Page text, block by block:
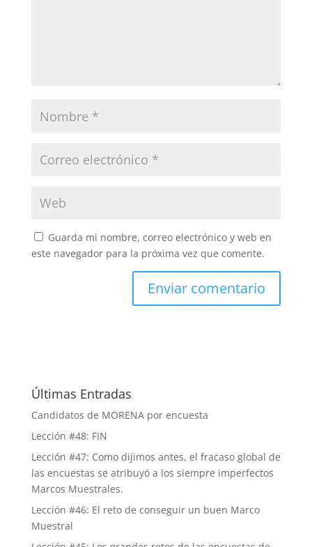
Guarda mi nombre, correo electrónico y web en
este navegador para la próxima vez que comente.
Últimas Entradas
Candidatos de MORENA por encuesta
Lección #48: FIN
Lección #47: Como dijimos antes, el fracaso global de
las encuestas se atribuyó a los siempre imperfectos
Marcos Muestrales.
Lección #46: El reto de conseguir un buen Marco
Muestral